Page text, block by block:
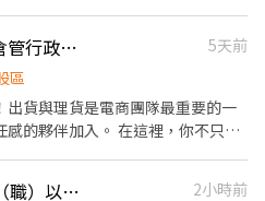
，快來加入我們吧！
👍 【五股熱門職缺】內勤倉管行政｜工作環境佳｜時薪200-220｜可現領週領
5天前
區
貨與理貨是電商團隊最重要的一
的夥伴加入。 在這裡，你不只是
💸加班多45K+⚠️具備高中（職）以上學歷 2小時前